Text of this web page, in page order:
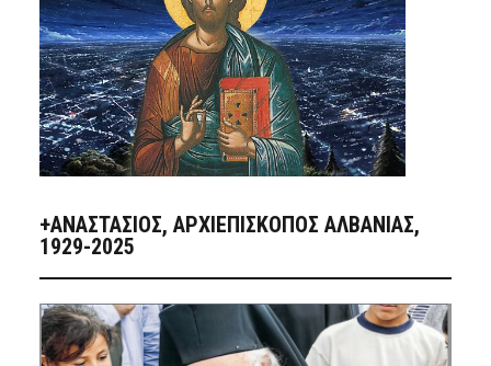
+ΑΝΑΣΤΆΣΙΟΣ, ΑΡΧΙΕΠΊΣΚΟΠΟΣ ΑΛΒΑΝΊΑΣ,
1929-2025